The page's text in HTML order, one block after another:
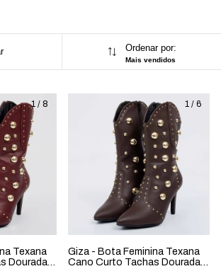
Ordenar por:
Mais vendidos
1 / 8
Texana
Douradas
1 / 6
Giza - Bota Feminina Texana
Cano Curto Tachas Douradas